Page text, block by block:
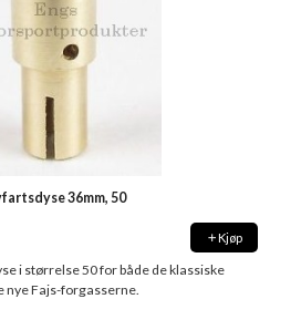
36mm, 50
Kjøp
i størrelse 50 for både de klassiske
nye Fajs-forgasserne.